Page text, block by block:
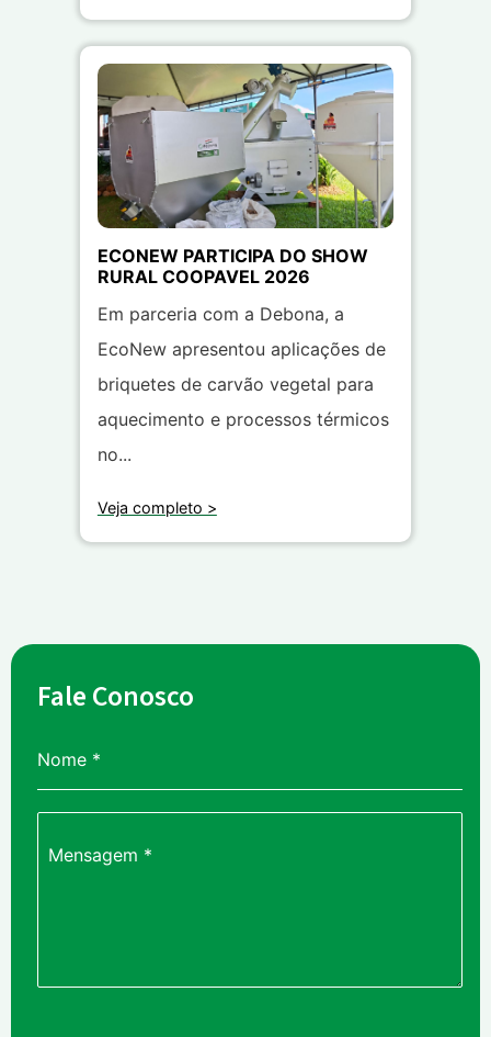
ECONEW PARTICIPA DO SHOW
RURAL COOPAVEL 2026
Em parceria com a Debona, a
EcoNew apresentou aplicações de
briquetes de carvão vegetal para
aquecimento e processos térmicos
no...
Veja completo >
Fale Conosco
Nome *
Mensagem *